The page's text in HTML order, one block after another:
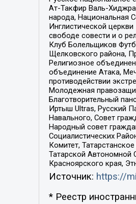
Ат-Такфир Валь-
народа, Национальная
Инглистической
свободе совести и о
Клуб Болельщиков
Щелковского района,
Религиозное
объединение Атака,
противодействии
Молодежная
Благотворительный
Иртыш Ultras, Русский
Навального, Совет
Народный совет
Социалистических
Комитет,
Татарской Автономной
Красноярского края,
Источник: https://
* Реестр